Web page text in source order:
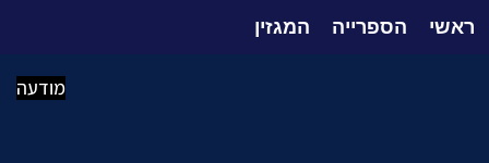
ראשי הספרייה המגזין
מודעה